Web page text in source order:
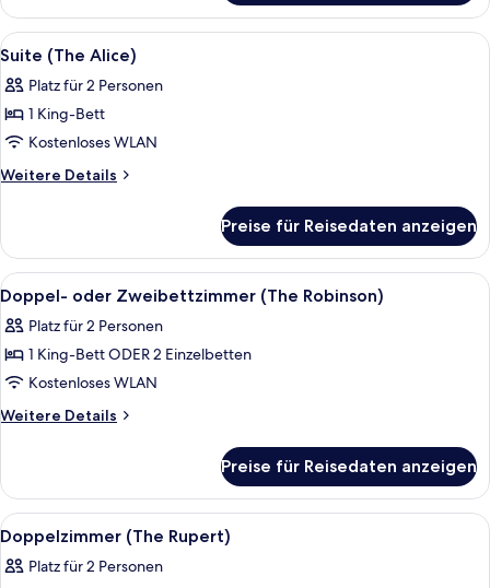
(The
Sorrel)
Alle
Fotos
für
Suite
(The
Alice)
Ein Schlafzimmer mit einem Bett,
2
Suite (The Alice)
Platz für 2 Personen
1 King-Bett
Kostenloses WLAN
Weitere Details
Weitere
(The
Alice)
Preise für Reisedaten anzeigen
Alle
Fotos
für
Doppel-
oder
Zweibettzimmer
anzeigen
Ein Schlafzimmer mit einem großen
2
Doppel- oder Zweibettzimmer (The Robinson)
Platz für 2 Personen
1 King-Bett ODER 2 Einzelbetten
Kostenloses WLAN
Weitere Details
Weitere
oder
Zweibettzimmer
(The
Robinson)
Preise für Reisedaten anzeigen
Alle
Fotos
für
Ein Schlafzimmer mit einem großen
2
Doppelzimmer (The Rupert)
Platz für 2 Personen